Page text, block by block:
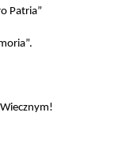
Patria”